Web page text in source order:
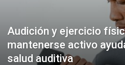
Audición y ejercicio
mantenerse activo
salud auditiva